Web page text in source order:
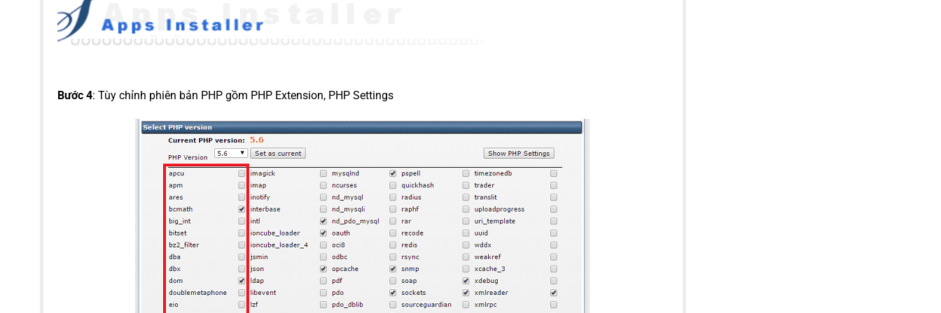
Bước 4: Tùy chỉnh phiên bản PHP gồm PHP Extension, PHP Settings